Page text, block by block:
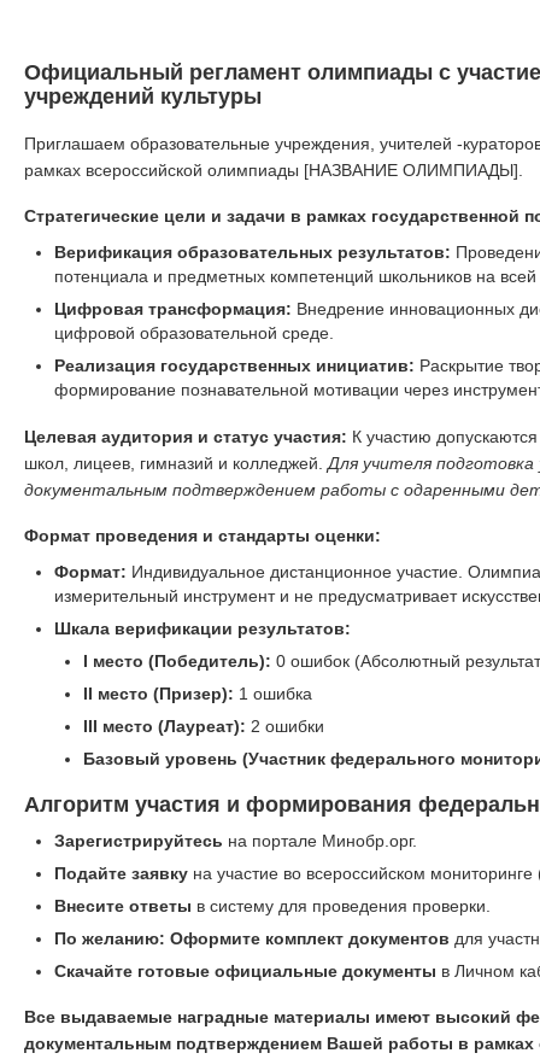
Официальный регламент олимпиады с
учреждений культуры
Приглашаем образовательные учреждения, учителей -
рамках всероссийской олимпиады [НАЗВАНИЕ ОЛИМПИАДЫ].
Стратегические цели и задачи в рамках государственной
Верификация образовательных результатов:
потенциала и предметных компетенций школьников на
Цифровая трансформация: Внедрение инновационных
цифровой образовательной среде.
Реализация государственных инициатив: Раскрытие
формирование познавательной мотивации через
Целевая аудитория и статус участия: К участию
школ, лицеев, гимназий и колледжей. Для учителя
документальным подтверждением работы с одаренными
Формат проведения и стандарты оценки:
Формат: Индивидуальное дистанционное участие.
измерительный инструмент и не предусматривает
Шкала верификации результатов:
I место (Победитель): 0 ошибок (Абсолютный
II место (Призер): 1 ошибка
III место (Лауреат): 2 ошибки
Базовый уровень (Участник федерального
Алгоритм участия и формирования
Зарегистрируйтесь на портале Минобр.орг.
Подайте заявкуна участие во всероссийском
Внесите ответы в систему для проведения проверки.
По желанию: Оформите комплект документов для
Скачайте готовые официальные документы в Личном
Все выдаваемые наградные материалы имеют высокий
документальным подтверждением Вашей работы в рамках